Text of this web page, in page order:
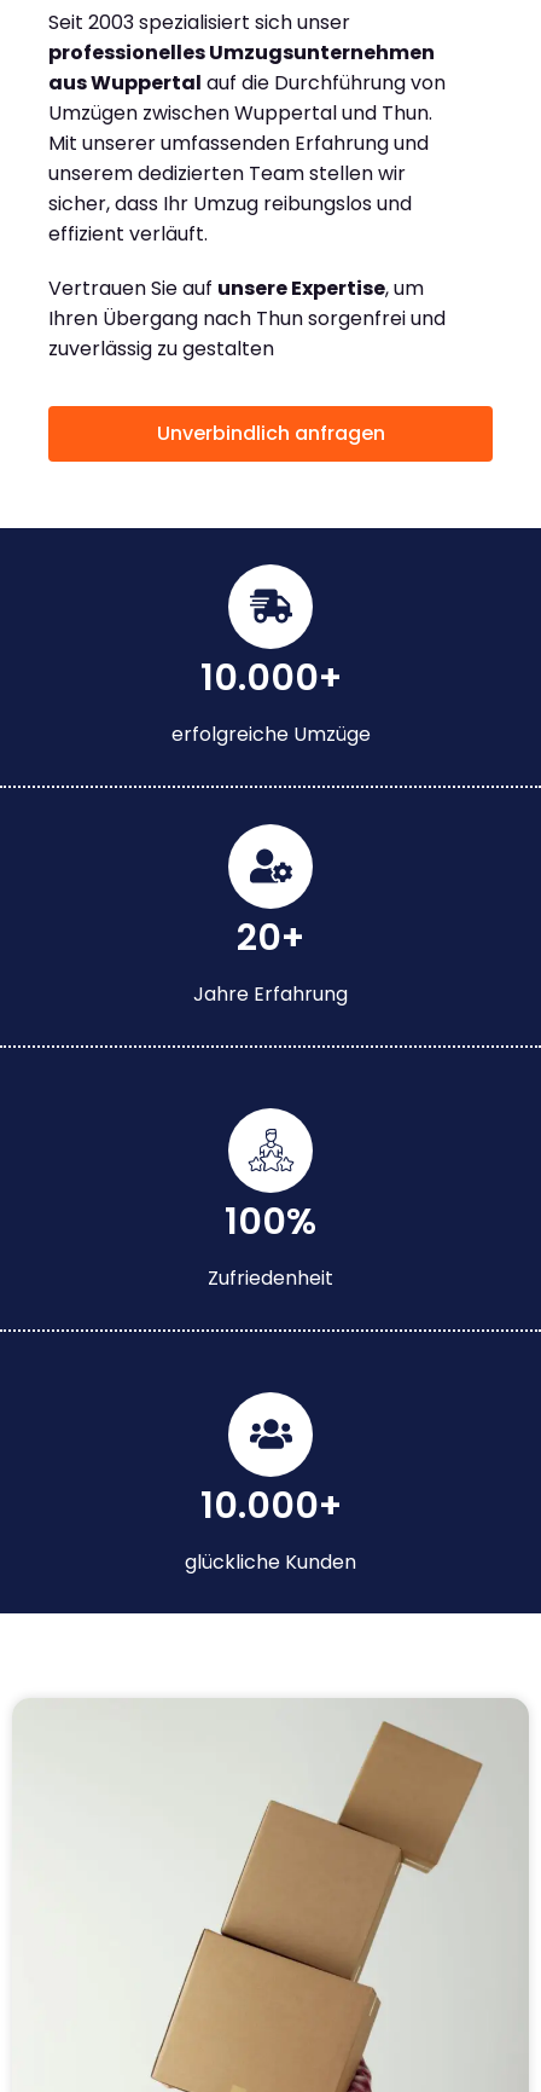
Seit 2003 spezialisiert sich unser
professionelles Umzugsunternehmen
aus Wuppertal auf die Durchführung von
Umzügen zwischen Wuppertal und Thun.
Mit unserer umfassenden Erfahrung und
unserem dedizierten Team stellen wir
sicher, dass Ihr Umzug reibungslos und
effizient verläuft.
Vertrauen Sie auf unsere Expertise, um
Ihren Übergang nach Thun sorgenfrei und
zuverlässig zu gestalten
Unverbindlich anfragen
10.000+
erfolgreiche Umzüge
20+
Jahre Erfahrung
100%
Zufriedenheit
10.000+
glückliche Kunden